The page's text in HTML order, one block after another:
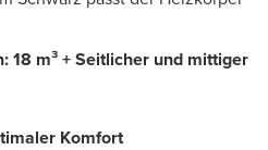
18 m³ + Seitlicher und mittiger
Komfort